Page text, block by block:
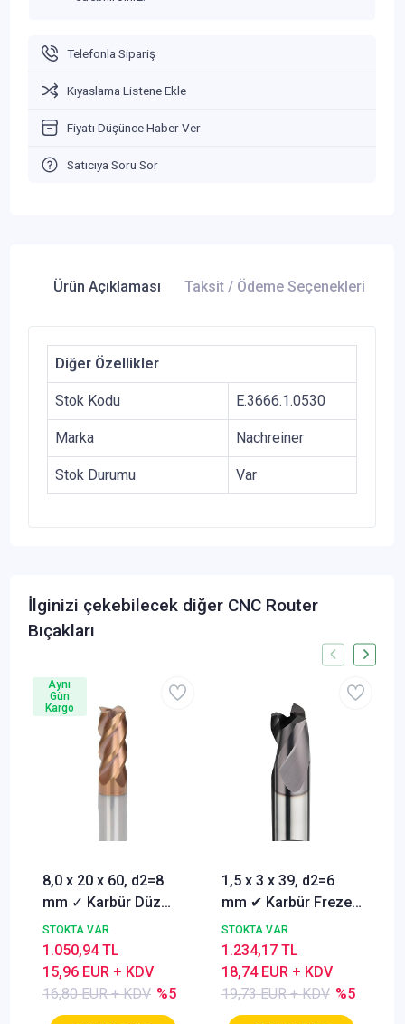
Telefonla Sipariş
Kıyaslama Listene Ekle
Fiyatı Düşünce Haber Ver
Satıcıya Soru Sor
Ürün Açıklaması Taksit / Ödeme Seçenekleri
Diğer Özellikler
Stok Kodu E.3666.1.0530
Marka Nachreiner
Stok Durumu Var
İlginizi çekebilecek diğer CNC Router
Bıçakları
8,0 x 20 x 60, d2=8
mm ✓ Karbür Düz
Freze, Parmak freze
ucu Z=4,TiSiN
Kaplamalı
STOKTA VAR
16,80 EUR + KDV %5
15,96 EUR + KDV
1.050,94 TL
Aynı
Gün
Kargo
1,5 x 3 x 39, d2=6
mm ✔ Karbür Freze
ucu, Z=3, Kaplamalı,
30°
STOKTA VAR
19,73 EUR + KDV %5
18,74 EUR + KDV
1.234,17 TL